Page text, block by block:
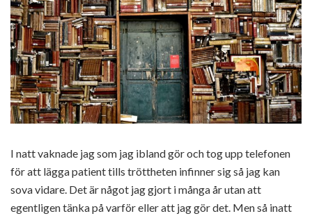
I natt vaknade jag som jag ibland gör och tog upp telefonen
för att lägga patient tills tröttheten infinner sig så jag kan
sova vidare. Det är något jag gjort i många år utan att
egentligen tänka på varför eller att jag gör det. Men så inatt